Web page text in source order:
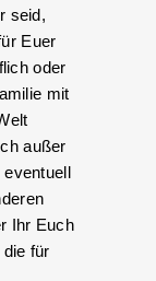
seid,
Euer
oder
mit
außer
Ihr Euch
für